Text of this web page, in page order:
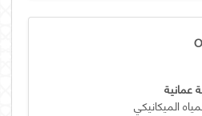
عمانية
الميكانيكي